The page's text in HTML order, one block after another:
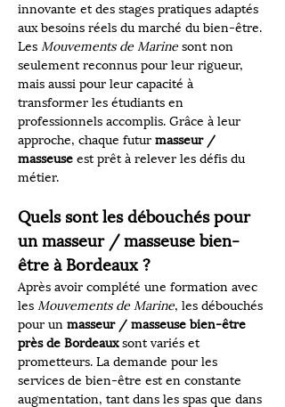
innovante et des stages pratiques adaptés
aux besoins réels du marché du bien-être.
Les Mouvements de Marine sont non
seulement reconnus pour leur rigueur,
mais aussi pour leur capacité à
transformer les étudiants en
professionnels accomplis. Grâce à leur
approche, chaque futur masseur /
masseuse est prêt à relever les défis du
métier.
Quels sont les débouchés pour
un masseur / masseuse bien-
être à Bordeaux ?
Après avoir complété une formation avec
les Mouvements de Marine, les débouchés
pour un masseur / masseuse bien-être
près de Bordeaux sont variés et
prometteurs. La demande pour les
services de bien-être est en constante
augmentation, tant dans les spas que dans